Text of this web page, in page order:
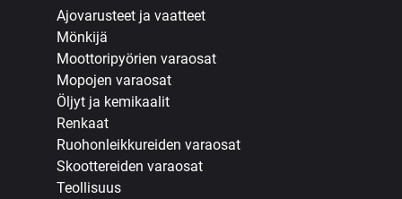
Ajovarusteet ja vaatteet
Mönkijä
Moottoripyörien varaosat
Mopojen varaosat
Öljyt ja kemikaalit
Renkaat
Ruohonleikkureiden varaosat
Skoottereiden varaosat
Teollisuus